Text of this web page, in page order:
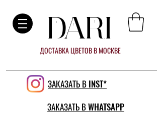
ДОСТАВКА ЦВЕТОВ В МОСКВЕ
DARI
ЗАКАЗАТЬ В INST*
ЗАКАЗАТЬ В WHATSAPP